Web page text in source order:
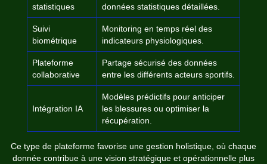
statistiques
données statistiques détaillées.
Suivi
biométrique
Monitoring en temps réel des
indicateurs physiologiques.
Plateforme
collaborative
Partage sécurisé des données
entre les différents acteurs sportifs.
Intégration IA
Modèles prédictifs pour anticiper
les blessures ou optimiser la
récupération.
Ce type de plateforme favorise une gestion holistique, où chaque
donnée contribue à une vision stratégique et opérationnelle plus